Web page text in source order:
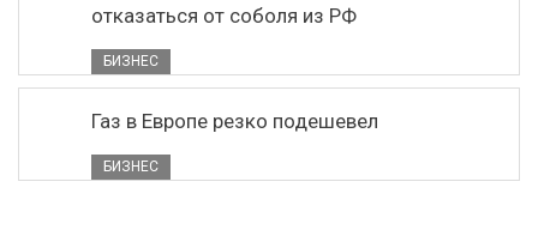
отказаться от соболя из РФ
БИЗНЕС
Газ в Европе резко подешевел
БИЗНЕС